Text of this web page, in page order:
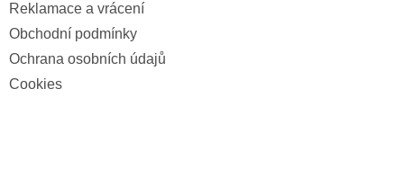
Reklamace a vrácení
Obchodní podmínky
Ochrana osobních údajů
Cookies